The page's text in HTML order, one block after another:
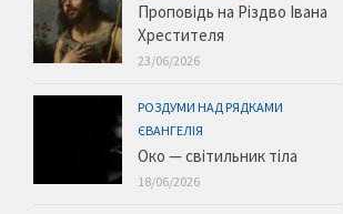
Проповідь на Різдво Івана
Хрестителя
23/06/2026
РОЗДУМИ НАД РЯДКАМИ
ЄВАНГЕЛІЯ
Око — світильник тіла
18/06/2026